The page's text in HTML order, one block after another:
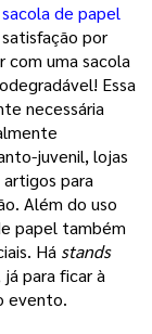
sacola de papel
por
com uma sacola
Essa
necessária
juvenil, lojas
para
Além do uso
papel também
Há stands
para ficar à
evento.